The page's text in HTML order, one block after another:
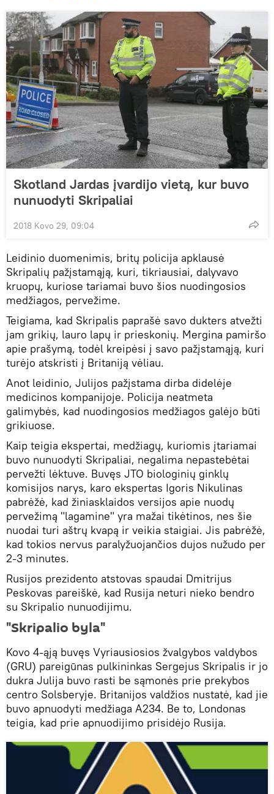
Skotland Jardas įvardijo vietą, kur buvo
nunuodyti Skripaliai
2018 Kovo 29, 09:04
Leidinio duomenimis, britų policija apklausė
Skripalių pažįstamąją, kuri, tikriausiai, dalyvavo
kruopų, kuriose tariamai buvo šios nuodingosios
medžiagos, pervežime.
Teigiama, kad Skripalis paprašė savo dukters atvežti
jam grikių, lauro lapų ir prieskonių. Mergina pamiršo
apie prašymą, todėl kreipėsi į savo pažįstamąją, kuri
turėjo atskristi į Britaniją vėliau.
Anot leidinio, Julijos pažįstama dirba didelėje
medicinos kompanijoje. Policija neatmeta
galimybės, kad nuodingosios medžiagos galėjo būti
grikiuose.
Kaip teigia ekspertai, medžiagų, kuriomis įtariamai
buvo nunuodyti Skripaliai, negalima nepastebėtai
pervežti lėktuve. Buvęs JTO biologinių ginklų
komisijos narys, karo ekspertas Igoris Nikulinas
pabrėžė, kad žiniasklaidos versijos apie nuodų
pervežimą "lagamine" yra mažai tikėtinos, nes šie
nuodai turi aštrų kvapą ir veikia staigiai. Jis pabrėžė,
kad tokios nervus paralyžuojančios dujos nužudo per
2-3 minutes.
Rusijos prezidento atstovas spaudai Dmitrijus
Peskovas pareiškė, kad Rusija neturi nieko bendro
su Skripalio nunuodijimu.
"Skripalio byla"
Kovo 4-ąją buvęs Vyriausiosios žvalgybos valdybos
(GRU) pareigūnas pulkininkas Sergejus Skripalis ir jo
dukra Julija buvo rasti be sąmonės prie prekybos
centro Solsberyje. Britanijos valdžios nustatė, kad jie
buvo apnuodyti medžiaga A234. Be to, Londonas
teigia, kad prie apnuodijimo prisidėjo Rusija.